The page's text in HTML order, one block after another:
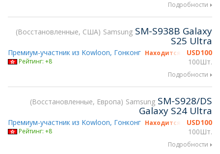
Подробности
Восстановленные, США Samsung SM-S938B Galaxy
S25 Ultra
USD100
100Шт.
Премиум-участник из Kowloon, Гонконг Находится на gsmX
Рейтинг: +8
Подробности
Восстановленные, Европа Samsung SM-S928/DS
Galaxy S24 Ultra
USD100
100Шт.
Премиум-участник из Kowloon, Гонконг Находится на gsmX
Рейтинг: +8
Подробности